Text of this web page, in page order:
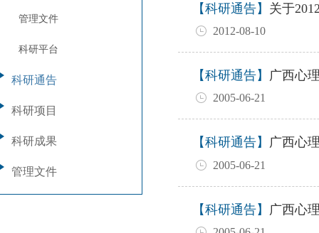
管理文件
科研平台
科研通告
科研项目
科研成果
管理文件
【科研通告】 关于
2012-08-10
【科研通告】 广西心
2005-06-21
【科研通告】 广西心
2005-06-21
【科研通告】 广西心